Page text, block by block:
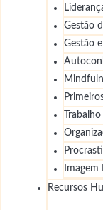
Gestão
Gestão
Imagem
Recursos